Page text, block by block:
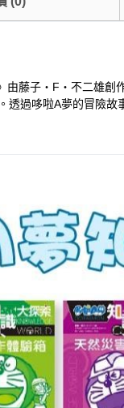
藤子‧F‧不二雄
過哆啦A夢的冒險